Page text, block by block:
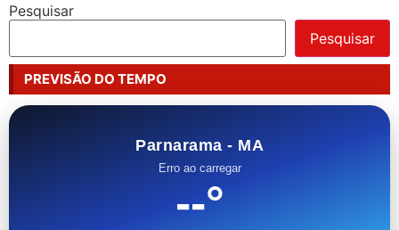
Pesquisar
Pesquisar
PREVISÃO DO TEMPO
Parnarama - MA
Erro ao carregar
--°